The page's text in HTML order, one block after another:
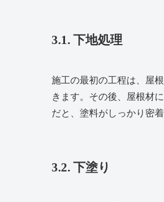
3.1. 下地処理
施工の最初の工程は、屋
きます。その後、屋根材
だと、塗料がしっかり密
3.2. 下塗り